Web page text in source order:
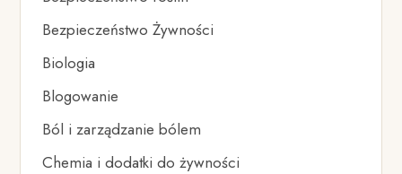
Bezpieczeństwo Żywności
Biologia
Blogowanie
Ból i zarządzanie bólem
Chemia i dodatki do żywności